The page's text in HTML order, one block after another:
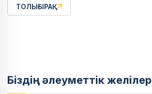
ТОЛЫҒЫРАҚ
Біздің әлеуметтік желілер